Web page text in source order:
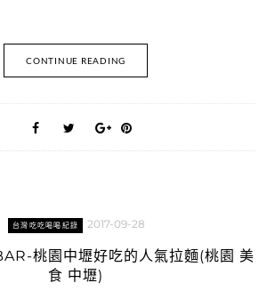
CONTINUE READING
台灣吃吃喝喝紀錄 2017-09-28
桃園中壢好吃的人氣拉麵(桃園 美
食 中壢)